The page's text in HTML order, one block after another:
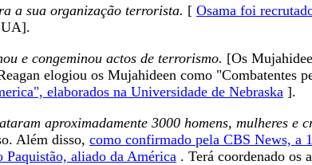
a sua organização terrorista. [ Osama foi
e congeminou actos de terrorismo. [Os
elogiou os Mujahideen como "Combatentes
elaborados na Universidade de Nebraska ].
aproximadamente 3000 homens, mulheres e
Além disso, como confirmado pela CBS News, a
aliado da América . Terá coordenado os